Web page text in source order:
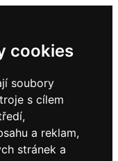
cookies
soubory
s cílem
a reklam,
stránek a